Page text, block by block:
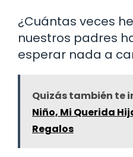
¿Cuántas veces
nuestros padres
esperar nada a
Quizás también te
Niño, Mi Querida
Regalos